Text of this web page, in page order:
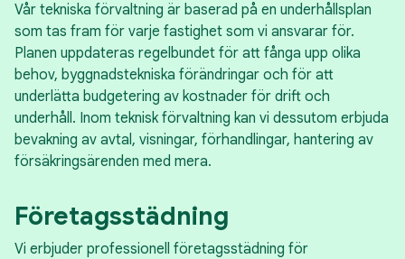
Vår tekniska förvaltning är baserad på en underhållsplan
som tas fram för varje fastighet som vi ansvarar för.
Planen uppdateras regelbundet för att fånga upp olika
behov, byggnadstekniska förändringar och för att
underlätta budgetering av kostnader för drift och
underhåll. Inom teknisk förvaltning kan vi dessutom erbjuda
bevakning av avtal, visningar, förhandlingar, hantering av
försäkringsärenden med mera.
Företagsstädning
Vi erbjuder professionell företagsstädning för